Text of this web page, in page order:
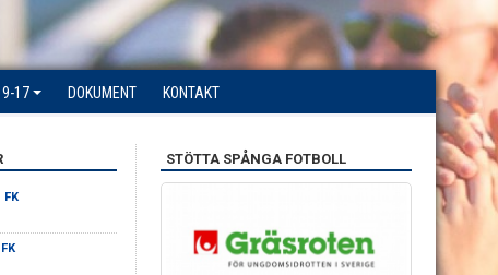
17 DOKUMENT KONTAKT
FK
STÖTTA SPÅNGA FOTBOLL